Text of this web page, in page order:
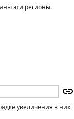
эти регионы.
увеличения в них